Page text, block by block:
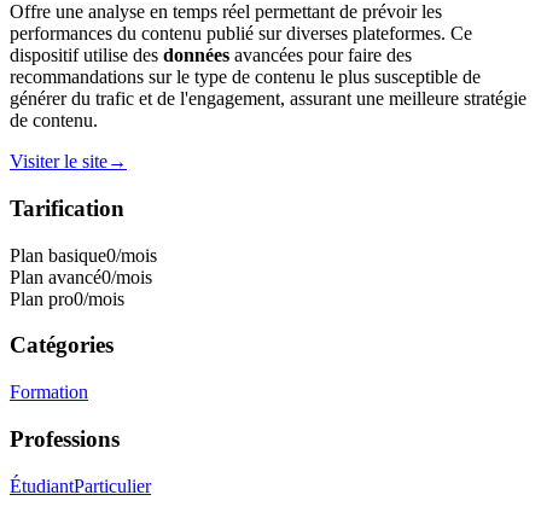
Offre une analyse en temps réel permettant de prévoir les
performances du contenu publié sur diverses plateformes. Ce
dispositif utilise des données avancées pour faire des
recommandations sur le type de contenu le plus susceptible de
générer du trafic et de l'engagement, assurant une meilleure stratégie
de contenu.
Visiter le site→
Tarification
Plan basique0/mois
Plan avancé0/mois
Plan pro0/mois
Catégories
Formation
Professions
ÉtudiantParticulier